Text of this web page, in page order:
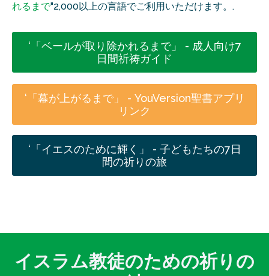
れるまで"2,000以上の言語でご利用いただけます。.
‘「ベールが取り除かれるまで」 - 成人向け7
日間祈祷ガイド
‘「幕が上がるまで」 - YouVersion聖書アプリ
リンク
‘「イエスのために輝く」 - 子どもたちの7日
間の祈りの旅
イスラム教徒のための祈りの